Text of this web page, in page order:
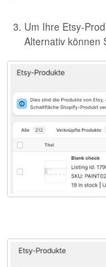
Um Ihre Etsy-
Alternativ können